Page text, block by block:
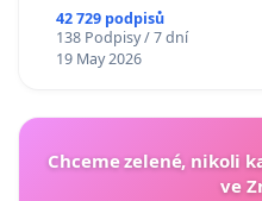
42 729 podpisů
138 Podpisy / 7 dní
19 May 2026
Chceme zelené, nikoli
ve